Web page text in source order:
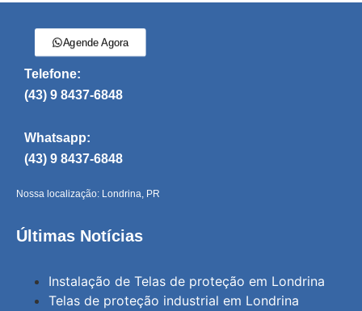
Agende Agora
Telefone:
(43) 9 8437-6848
Whatsapp:
(43) 9 8437-6848
Nossa localização: Londrina, PR
Últimas Notícias
Instalação de Telas de proteção em Londrina
Telas de proteção industrial em Londrina